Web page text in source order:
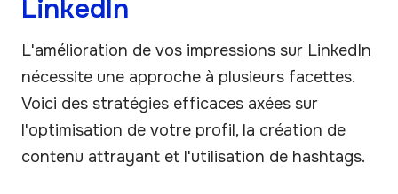
LinkedIn
L'amélioration de vos impressions sur LinkedIn
nécessite une approche à plusieurs facettes.
Voici des stratégies efficaces axées sur
l'optimisation de votre profil, la création de
contenu attrayant et l'utilisation de hashtags.